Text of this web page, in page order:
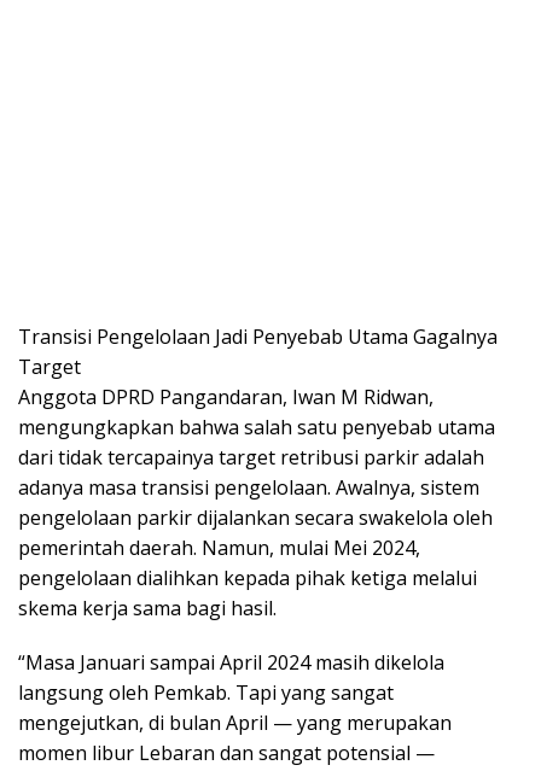
Transisi Pengelolaan Jadi Penyebab Utama Gagalnya
Target
Anggota DPRD Pangandaran, Iwan M Ridwan,
mengungkapkan bahwa salah satu penyebab utama
dari tidak tercapainya target retribusi parkir adalah
adanya masa transisi pengelolaan. Awalnya, sistem
pengelolaan parkir dijalankan secara swakelola oleh
pemerintah daerah. Namun, mulai Mei 2024,
pengelolaan dialihkan kepada pihak ketiga melalui
skema kerja sama bagi hasil.
“Masa Januari sampai April 2024 masih dikelola
langsung oleh Pemkab. Tapi yang sangat
mengejutkan, di bulan April — yang merupakan
momen libur Lebaran dan sangat potensial —